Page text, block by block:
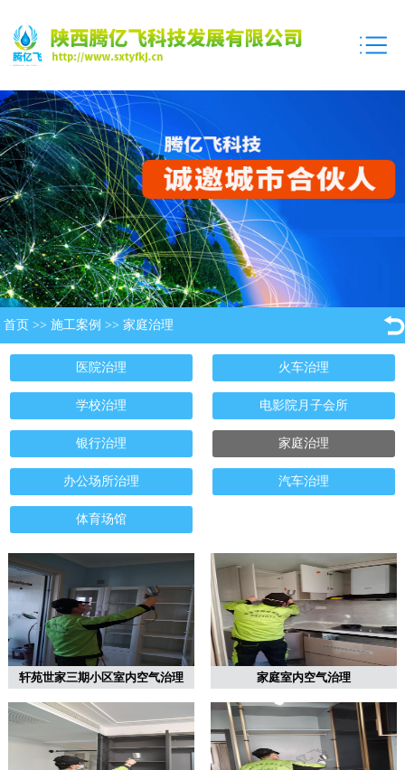
首页 >> 施工案例 >> 家庭治理
医院治理 火车治理
学校治理 电影院月子会所
银行治理 家庭治理
办公场所治理 汽车治理
体育场馆
轩苑世家三期小区室内空气治理 家庭室内空气治理